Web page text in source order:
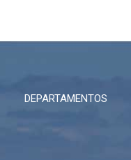
DEPARTAMENTOS